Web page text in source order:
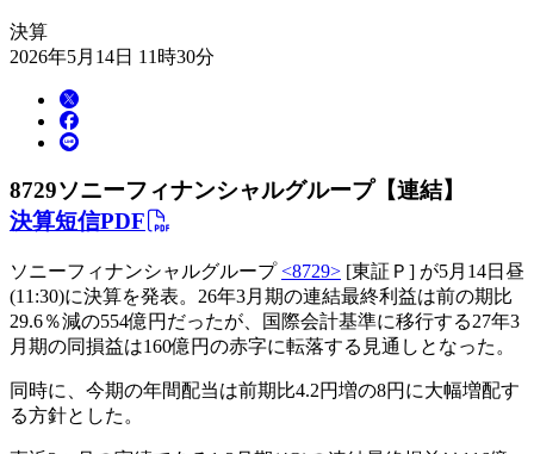
決算
2026年5月14日 11時30分
8729ソニーフィナンシャルグループ【連結】
決算短信PDF
ソニーフィナンシャルグループ<8729> [東証Ｐ] が5月14日昼
(11:30)に決算を発表。26年3月期の連結最終利益は前の期比
29.6％減の554億円だったが、国際会計基準に移行する27年3
月期の同損益は160億円の赤字に転落する見通しとなった。
同時に、今期の年間配当は前期比4.2円増の8円に大幅増配す
る方針とした。